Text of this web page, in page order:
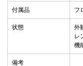
付属品 フ
状態
外
レ
機
備考